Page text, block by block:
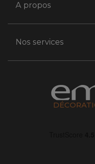
A propos
Nos services